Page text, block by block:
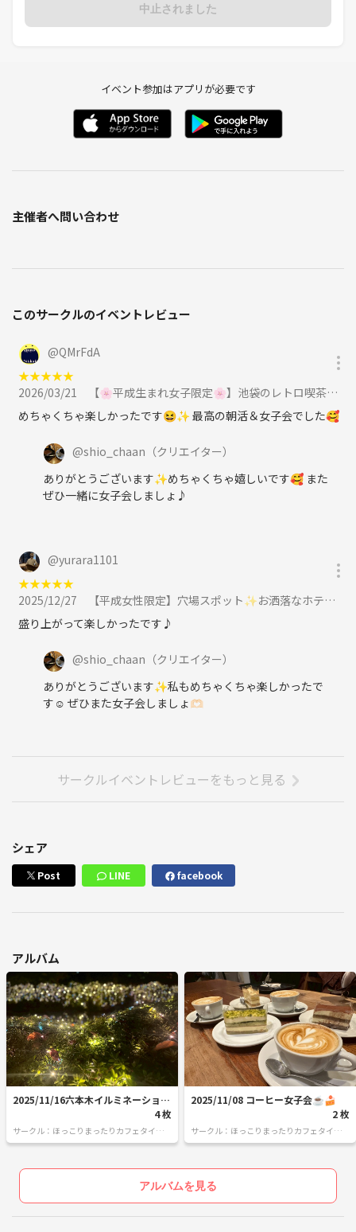
中止されました
イベント参加はアプリが必要です
主催者へ問い合わせ
このサークルのイベントレビュー
@QMrFdA
★★★★★
2026/03/21
【🌸平成生まれ女子限定🌸】池袋のレトロ喫茶でモーニング☀️に参加
めちゃくちゃ楽しかったです😆✨ 最高の朝活＆女子会でした🥰
@shio_chaan （クリエイター）
ありがとうございます✨めちゃくちゃ嬉しいです🥰 また
ぜひ一緒に女子会しましょ♪
@yurara1101
★★★★★
2025/12/27
【平成女性限定】穴場スポット✨お洒落なホテルラウンジでカフェ女子会🫖に参加
盛り上がって楽しかったです♪
@shio_chaan （クリエイター）
ありがとうございます✨私もめちゃくちゃ楽しかったで
す☺️ ぜひまた女子会しましょ🫶🏻
サークルイベントレビューをもっと見る
シェア
Post LINE facebook
アルバム
2025/11/16六本木イルミネーション
4 枚
サークル：ほっこりまったりカフェタイム
☕️
2025/11/08 コーヒー女子会☕️🍰
2 枚
サークル：ほっこりまったりカフェタイム
☕️
アルバムを見る